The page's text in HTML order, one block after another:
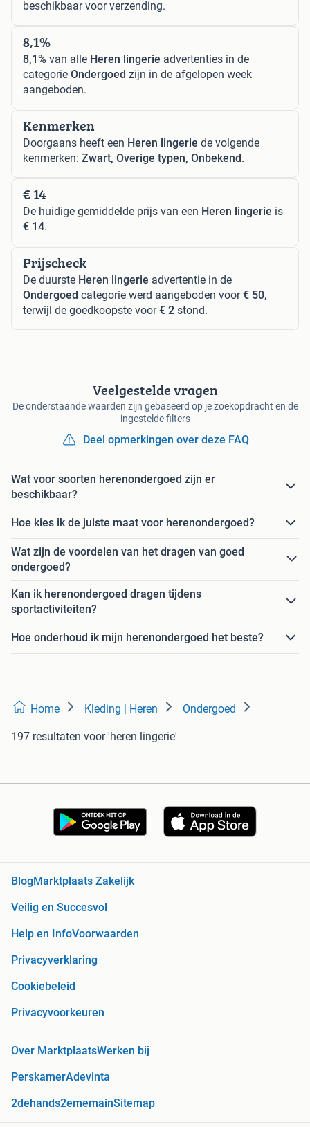
beschikbaar voor verzending.
8,1%
8,1% van alle Heren lingerie advertenties in de
categorie Ondergoed zijn in de afgelopen week
aangeboden.
Kenmerken
Doorgaans heeft een Heren lingerie de volgende
kenmerken: Zwart, Overige typen, Onbekend.
€ 14
De huidige gemiddelde prijs van een Heren lingerie is
€ 14.
Prijscheck
De duurste Heren lingerie advertentie in de
Ondergoed categorie werd aangeboden voor€ 50,
terwijl de goedkoopste voor€ 2 stond.
Veelgestelde vragen
De onderstaande waarden zijn gebaseerd op je zoekopdracht en de
ingestelde filters
Deel opmerkingen over deze FAQ
Wat voor soorten herenondergoed zijn er
beschikbaar?
Hoe kies ik de juiste maat voor herenondergoed?
Wat zijn de voordelen van het dragen van goed
ondergoed?
Kan ik herenondergoed dragen tijdens
sportactiviteiten?
Hoe onderhoud ik mijn herenondergoed het beste?
Home Kleding | Heren Ondergoed
197 resultaten voor 'heren lingerie'
BlogMarktplaats Zakelijk
Veilig en Succesvol
Help en InfoVoorwaarden
Privacyverklaring
Cookiebeleid
Privacyvoorkeuren
Over MarktplaatsWerken bij
PerskamerAdevinta
2dehands2ememainSitemap